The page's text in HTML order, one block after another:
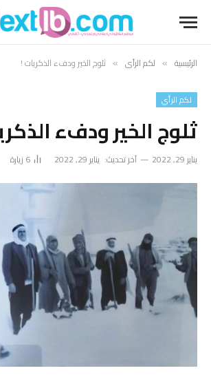
الرئيسية » لكم الرأي » ثلوج الخير ودفء الذكريات !
لكم الرأي
ثلوج الخير ودفء
يناير 29, 2022 آخر تحديث: يناير 29, 2022 6 زيارة